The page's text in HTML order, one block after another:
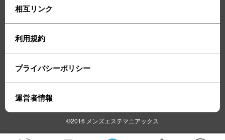
相互リンク
利用規約
プライバシーポリシー
運営者情報
©2016 メンズエステマニアックス